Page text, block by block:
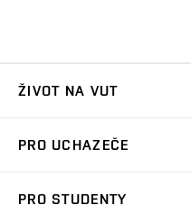
ŽIVOT NA VUT
Koleje
PRO UCHAZEČE
PRO STUDENTY